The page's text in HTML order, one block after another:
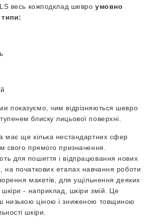
весь кожподклад шевроумовно
показуємо, чим відрізняються шевро
блиску лицьової поверхні.
має ще кілька нестандартних сфер
свого прямого призначення.
для пошиття і відпрацювання нових
на початкових етапах навчання роботи
макетів, для ущільнення деяких
шкіри - наприклад, шкіри змій. Це
низькою ціною і зниженою товщиною
шкіри.